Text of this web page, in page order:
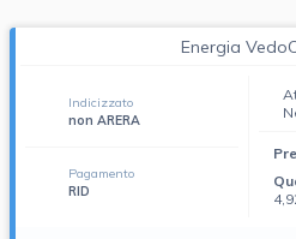
Energia
Indicizzato
non ARERA
Pagamento
RID